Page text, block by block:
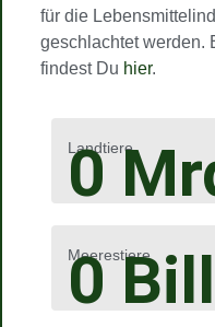
für die
geschlachtet werden.
findest Du hier.
Landtiere
0
Meerestiere
0